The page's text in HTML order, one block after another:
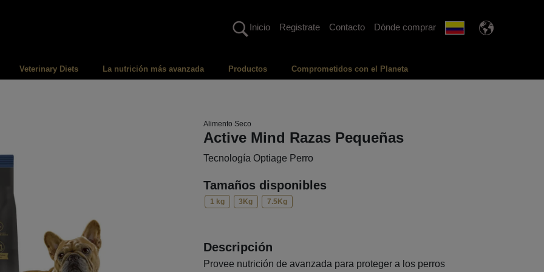
Inicio Registrate Contacto Dónde comprar
Veterinary Diets La nutrición más avanzada Productos Comprometidos con el Planeta
Alimento Seco
Active Mind Razas Pequeñas
Tecnología Optiage Perro
Tamaños disponibles
1 kg 3Kg 7.5Kg
Descripción
Provee nutrición de avanzada para proteger a los perros